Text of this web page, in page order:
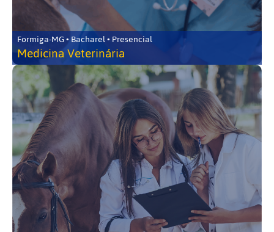
Formiga-MG • Bacharel • Presencial
Medicina Veterinária